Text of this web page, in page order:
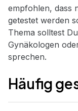
empfohlen, dass
getestet werden
Thema solltest
Gynäkologen
sprechen.
Häufig